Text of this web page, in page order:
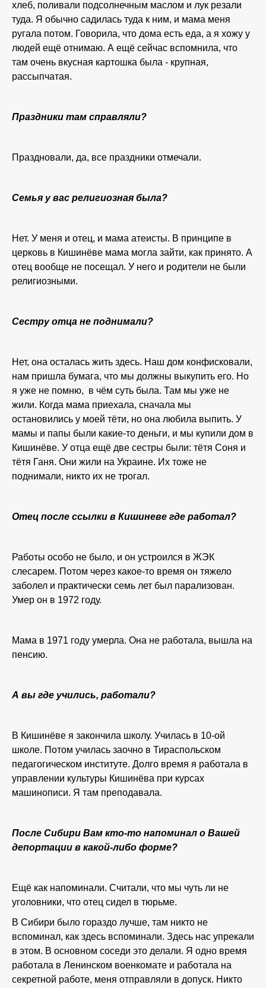
хлеб, поливали подсолнечным маслом и лук резали
туда. Я обычно садилась туда к ним, и мама меня
ругала потом. Говорила, что дома есть еда, а я хожу у
людей ещё отнимаю. А ещё сейчас вспомнила, что
там очень вкусная картошка была - крупная,
рассыпчатая.
Праздники там справляли?
Праздновали, да, все праздники отмечали.
Семья у вас религиозная была?
Нет. У меня и отец, и мама атеисты. В принципе в
церковь в Кишинёве мама могла зайти, как принято. А
отец вообще не посещал. У него и родители не были
религиозными.
Сестру отца не поднимали?
Нет, она осталась жить здесь. Наш дом конфисковали,
нам пришла бумага, что мы должны выкупить его. Но
я уже не помню, в чём суть была. Там мы уже не
жили. Когда мама приехала, сначала мы
остановились у моей тёти, но она любила выпить. У
мамы и папы были какие-то деньги, и мы купили дом в
Кишинёве. У отца ещё две сестры были: тётя Соня и
тётя Ганя. Они жили на Украине. Их тоже не
поднимали, никто их не трогал.
Отец после ссылки в Кишиневе где работал?
Работы особо не было, и он устроился в ЖЭК
слесарем. Потом через какое-то время он тяжело
заболел и практически семь лет был парализован.
Умер он в 1972 году.
Мама в 1971 году умерла. Она не работала, вышла на
пенсию.
А вы где учились, работали?
В Кишинёве я закончила школу. Училась в 10-ой
школе. Потом училась заочно в Тираспольском
педагогическом институте. Долго время я работала в
управлении культуры Кишинёва при курсах
машинописи. Я там преподавала.
После Сибири Вам кто-то напоминал о Вашей
депортации в какой-либо форме?
Ещё как напоминали. Считали, что мы чуть ли не
уголовники, что отец сидел в тюрьме.
В Сибири было гораздо лучше, там никто не
вспоминал, как здесь вспоминали. Здесь нас упрекали
в этом. В основном соседи это делали. Я одно время
работала в Ленинском военкомате и работала на
секретной работе, меня отправляли в допуск. Никто